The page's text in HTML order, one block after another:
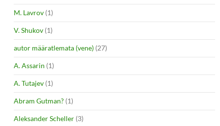
M. Lavrov (1)
V. Shukov (1)
autor määratlemata (vene) (27)
A. Assarin (1)
A. Tutajev (1)
Abram Gutman? (1)
Aleksander Scheller (3)